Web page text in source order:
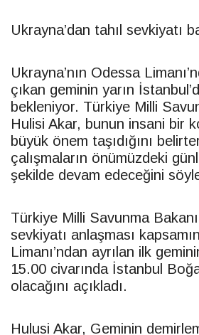
Ukrayna’dan tahıl sevkiyatı
Ukrayna’nın Odessa
çıkan geminin yarın
bekleniyor. Türkiye Milli
Hulisi Akar, bunun insani bir
büyük önem taşıdığını
çalışmaların önümüzdeki
şekilde devam edeceğini
Türkiye Milli Savunma
sevkiyatı anlaşması
Limanı’ndan ayrılan ilk
15.00 civarında İstanbul
olacağını açıkladı.
Hulusi Akar, Geminin